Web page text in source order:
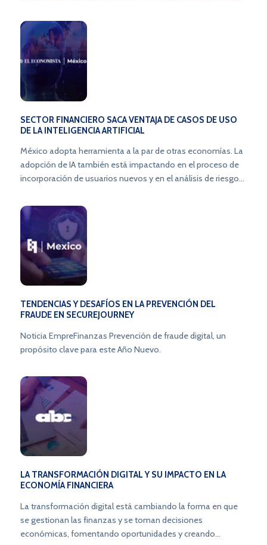
SECTOR FINANCIERO SACA VENTAJA DE CASOS DE USO
DE LA INTELIGENCIA ARTIFICIAL
México adopta herramienta a la par de otras economías. La
adopción de IA también está impactando en el proceso de
incorporación de usuarios nuevos y en el análisis de riesgos,
información. La adopción de tecnología como Inteligencia
Artificial (IA) están impulsando innovaciones dentro del
sector financiero, seis de cada 10 bancos y microfinancieras
buscan aplicar esta herramienta para el servicio al cliente y
asistencia automatizada, de acuerdo con un estudio
realizado por Cobis Topaz.
TENDENCIAS Y DESAFÍOS EN LA PREVENCIÓN DEL
FRAUDE EN SECUREJOURNEY
Noticia EmpreFinanzas Prevención de fraude digital, un
propósito clave para este Año Nuevo.
LA TRANSFORMACIÓN DIGITAL Y SU IMPACTO EN LA
ECONOMÍA FINANCIERA
La transformación digital está cambiando la forma en que
se gestionan las finanzas y se toman decisiones
económicas, fomentando oportunidades y creando